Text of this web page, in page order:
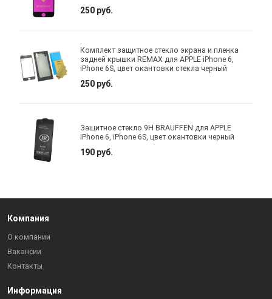
250 руб.
Комплект защитное стекло экрана и пленка
задней крышки REMAX для APPLE iPhone 6,
iPhone 6S, цвет окантовки стекла черный
250 руб.
Защитное стекло 9H BRAUFFEN для APPLE
iPhone 6, iPhone 6S, цвет окантовки черный
190 руб.
Компания
О компании
Вакансии
Контакты
Информация